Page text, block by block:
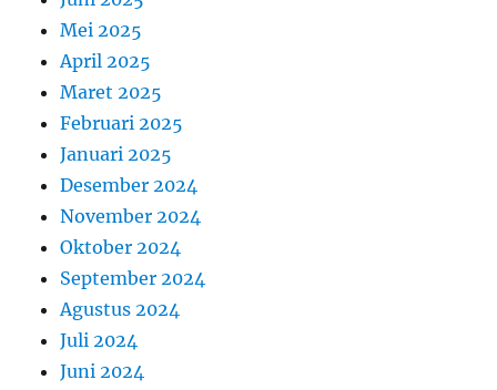
Mei 2025
April 2025
Maret 2025
Februari 2025
Januari 2025
Desember 2024
November 2024
Oktober 2024
September 2024
Agustus 2024
Juli 2024
Juni 2024